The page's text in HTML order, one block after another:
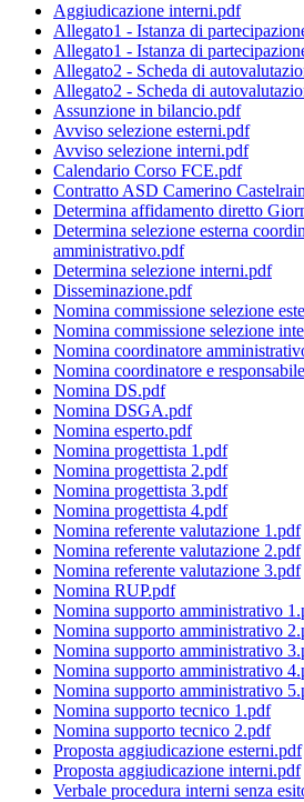
Aggiudicazione interni.pdf
Allegato1 - Istanza di
Allegato1 - Istanza di
Allegato2 - Scheda di
Allegato2 - Scheda di
Assunzione in bilancio.pdf
Avviso selezione esterni.pdf
Avviso selezione interni.pdf
Calendario Corso FCE.pdf
Contratto ASD Camerino
Determina affidamento diretto
Determina selezione esterna
amministrativo.pdf
Determina selezione interni.pdf
Disseminazione.pdf
Nomina commissione selezione
Nomina commissione selezione
Nomina coordinatore
Nomina coordinatore e
Nomina DS.pdf
Nomina DSGA.pdf
Nomina esperto.pdf
Nomina progettista 1.pdf
Nomina progettista 2.pdf
Nomina progettista 3.pdf
Nomina progettista 4.pdf
Nomina referente valutazione 1.pdf
Nomina referente valutazione 2.pdf
Nomina referente valutazione 3.pdf
Nomina RUP.pdf
Nomina supporto amministrativo
Nomina supporto amministrativo
Nomina supporto amministrativo
Nomina supporto amministrativo
Nomina supporto amministrativo
Nomina supporto tecnico 1.pdf
Nomina supporto tecnico 2.pdf
Proposta aggiudicazione esterni.pdf
Proposta aggiudicazione interni.pdf
Verbale procedura interni senza